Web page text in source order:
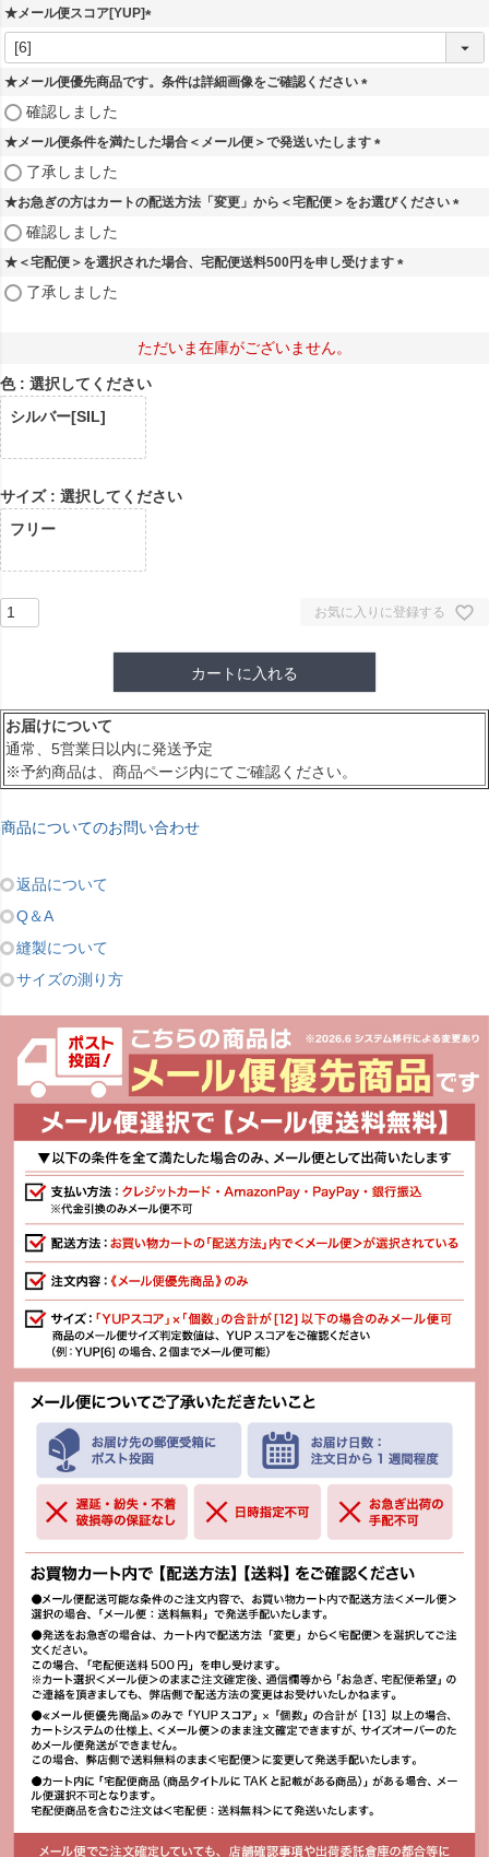
★メール便スコア[YUP]
(
須
★メール便優先商品です。条件は詳細画像をご確認ください
須
確認しました
★メール便条件を満たした場合＜メール便＞で発送いたします
須
了承しました
★お急ぎの方はカートの配送方法「変更」から＜宅配便＞をお選びください
確認しました
★＜宅配便＞を選択された場合、宅配便送料500円を申し受けます
了承しました
ただいま在庫がございません。
色
選択してください
シルバー[SIL]
サイズ
選択してください
フリー
お気に入りに登録する
カートに入れる
お届けについて
通常、5営業日以内に発送予定
※予約商品は、商品ページ内にてご確認ください。
商品についてのお問い合わせ
返品について
Q＆A
縫製について
サイズの測り方